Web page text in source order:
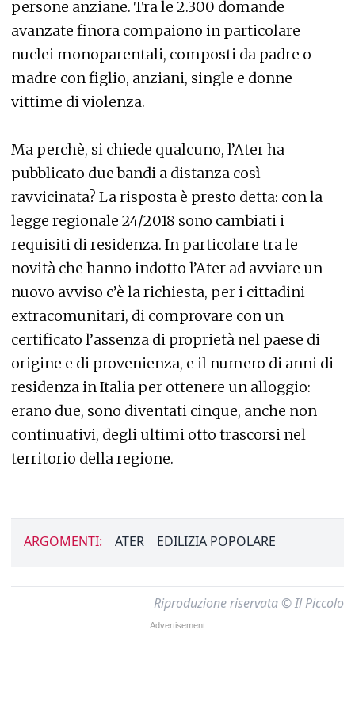
persone anziane. Tra le 2.300 domande
avanzate finora compaiono in particolare
nuclei monoparentali, composti da padre o
madre con figlio, anziani, single e donne
vittime di violenza.
Ma perchè, si chiede qualcuno, l’Ater ha
pubblicato due bandi a distanza così
ravvicinata? La risposta è presto detta: con la
legge regionale 24/2018 sono cambiati i
requisiti di residenza. In particolare tra le
novità che hanno indotto l’Ater ad avviare un
nuovo avviso c’è la richiesta, per i cittadini
extracomunitari, di comprovare con un
certificato l’assenza di proprietà nel paese di
origine e di provenienza, e il numero di anni di
residenza in Italia per ottenere un alloggio:
erano due, sono diventati cinque, anche non
continuativi, degli ultimi otto trascorsi nel
territorio della regione.
ARGOMENTI: ATER EDILIZIA POPOLARE
Riproduzione riservata © Il Piccolo